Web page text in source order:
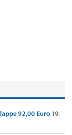
92,00 Euro 19.